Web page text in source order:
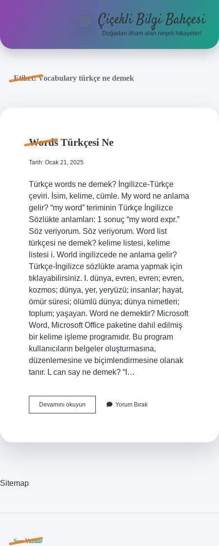
Anasayfa
menüyüÇiçekli Bilgi Bahçesi
Doğadan ilham alan neşeli hikayeler!
Etiket:Vocabulary türkçe ne demek
Words Türkçesi Ne
Tarih: Ocak 21, 2025
Türkçe words ne demek? İngilizce-Türkçe
çeviri. İsim, kelime, cümle. My word ne anlama
gelir? “my word” teriminin Türkçe İngilizce
Sözlükte anlamları: 1 sonuç “my word expr.”
Söz veriyorum. Söz veriyorum. Word list
türkçesi ne demek? kelime listesi, kelime
listesi i. World ingilizcede ne anlama gelir?
Türkçe-İngilizce sözlükte arama yapmak için
tıklayabilirsiniz. I. dünya, evren, evren; evren,
kozmos; dünya, yer, yeryüzü; insanlar; hayat,
ömür süresi; ölümlü dünya; dünya nimetleri;
toplum; yaşayan. Word ne demektir? Microsoft
Word, Microsoft Office paketine dahil edilmiş
bir kelime işleme programıdır. Bu program
kullanıcıların belgeler oluşturmasına,
düzenlemesine ve biçimlendirmesine olanak
tanır. L can say ne demek? “I…
Devamını okuyunWords
Türkçesi
Yorum Bırak
Sitemap
Son Yazılar